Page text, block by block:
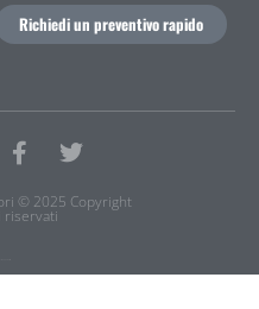
Richiedi un preventivo rapido
Facebook-
Twitter
© 2025 Copyright
riservati